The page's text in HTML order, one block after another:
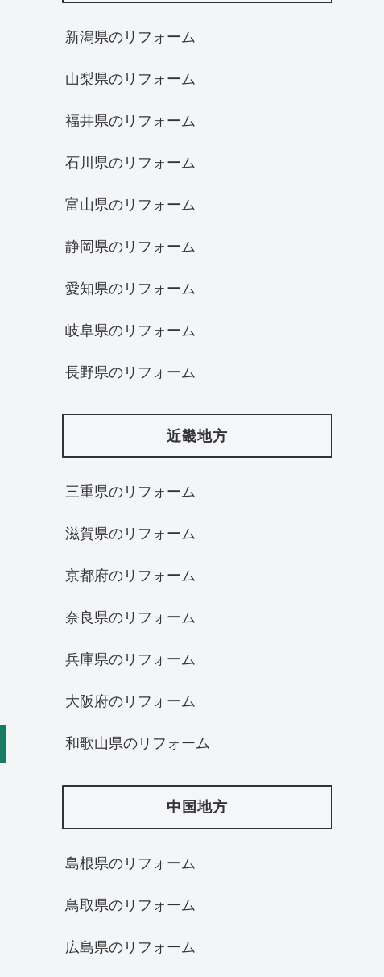
新潟県のリフォーム
山梨県のリフォーム
福井県のリフォーム
石川県のリフォーム
富山県のリフォーム
静岡県のリフォーム
愛知県のリフォーム
岐阜県のリフォーム
長野県のリフォーム
近畿地方
三重県のリフォーム
滋賀県のリフォーム
京都府のリフォーム
奈良県のリフォーム
兵庫県のリフォーム
大阪府のリフォーム
和歌山県のリフォーム
中国地方
島根県のリフォーム
鳥取県のリフォーム
広島県のリフォーム